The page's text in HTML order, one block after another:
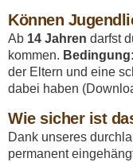
Können
Ab 14 Jahren darfst
kommen. Bedingung:
der Eltern und eine
dabei haben
Wie sicher ist
Dank unseres
permanent